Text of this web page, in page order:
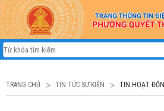
TRANG CHỦ TIN TỨC SỰ KIỆN TIN HOẠT